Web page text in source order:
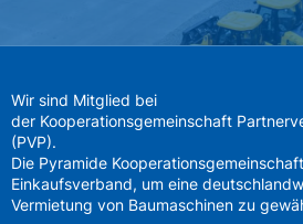
Wir sind Mitglied bei
der Kooperationsgemeinschaft
(PVP).
Die Pyramide
Einkaufsverband, um eine
Vermietung von Baumaschinen zu